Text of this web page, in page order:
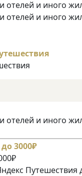
и иного
и иного
и иного
Путешествия